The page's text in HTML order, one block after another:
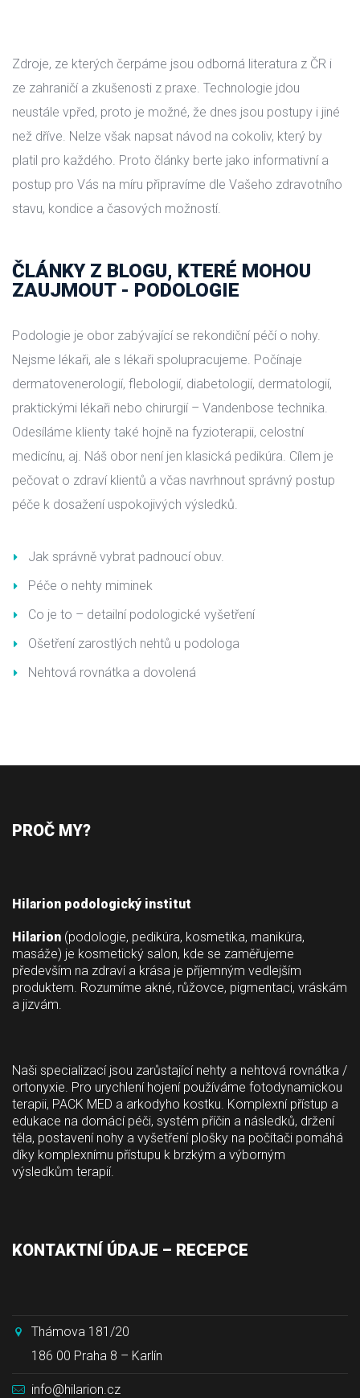
Zdroje, ze kterých čerpáme jsou odborná literatura z ČR i
ze zahraničí a zkušenosti z praxe. Technologie jdou
neustále vpřed, proto je možné, že dnes jsou postupy i jiné
než dříve. Nelze však napsat návod na cokoliv, který by
platil pro každého. Proto články berte jako informativní a
postup pro Vás na míru připravíme dle Vašeho zdravotního
tavu, kondice a časových možností.
ČLÁNKY Z BLOGU, KTERÉ MOHOU
ZAUJMOUT - PODOLOGIE
Podologie je obor zabývající se rekondiční péčí o nohy.
Nejsme lékaři, ale s lékaři spolupracujeme. Počínaje
dermatovenerologií, flebologií, diabetologií, dermatologií,
praktickými lékaři nebo chirurgií – Vandenbose technika.
Odesíláme klienty také hojně na fyzioterapii, celostní
medicínu, aj. Náš obor není jen klasická pedikúra. Cílem je
pečovat o zdraví klientů a včas navrhnout správný postup
péče k dosažení uspokojivých výsledků.
Jak správně vybrat padnoucí obuv.
Péče o nehty miminek
Co je to – detailní podologické vyšetření
Ošetření zarostlých nehtů u podologa
Nehtová rovnátka a dovolená
PROČ MY?
Hilarion podologický institut
Hilarion (podologie, pedikúra, kosmetika, manikúra,
masáže) je kosmetický salon, kde se zaměřujeme
především na zdraví a krása je příjemným vedlejším
produktem. Rozumíme akné, růžovce, pigmentaci, vráskám
a jizvám.
Naši specializací jsou zarůstající nehty a nehtová rovnátka /
ortonyxie. Pro urychlení hojení používáme fotodynamickou
terapii, PACK MED a arkodyho kostku. Komplexní přístup a
edukace na domácí péči, systém příčin a následků, držení
těla, postavení nohy a vyšetření plošky na počítači pomáhá
díky komplexnímu přístupu k brzkým a výborným
výsledkům terapií.
KONTAKTNÍ ÚDAJE – RECEPCE
Thámova 181/20
186 00 Praha 8 – Karlín
info@hilarion.cz